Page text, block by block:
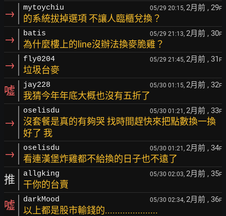
→ mytoychiu 05/29 20:15, 2月前 , 29F
的系統拔掉選項 不讓人臨櫃兌換？
→ batis 05/29 21:13, 2月前 , 30F
為什麼樓上的line沒辦法換麥脆雞？
→ fly0204 05/29 21:45, 2月前 , 31 F
垃圾台麥
噓 jay228 05/30 01:15, 2月前 , 32F
我猜今年年底大概也沒有五折了
→
oselisdu 05/30 01:21, 2月前 , 33F
沒套餐是真的有夠哭 找時間趕快來把點數換一換
好了 我
→ oselisdu 05/30 01:21, 2月前 , 34F
看連漢堡炸雞都不給換的日子也不遠了
推 allgking 05/30 02:03, 2月前 , 35F
干你的台賣
噓 darkMood 05/30 02:34, 2月前 , 36F
以上都是股市輸錢的.....................